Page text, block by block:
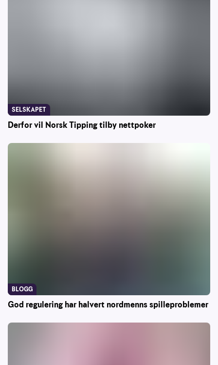
Derfor vil Norsk Tipping tilby nettpoker
SELSKAPET
God regulering har halvert nordmenns spilleproblemer
BLOGG